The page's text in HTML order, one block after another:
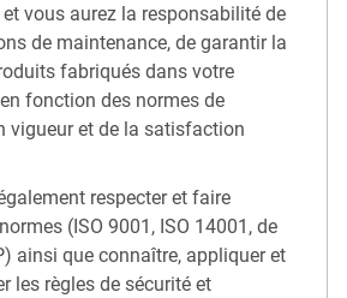
vous aurez la responsabilité de
de maintenance, de garantir la
fabriqués dans votre
fonction des normes de
vigueur et de la satisfaction
respecter et faire
(ISO 9001, ISO 14001, de
ainsi que connaître, appliquer et
les règles de sécurité et